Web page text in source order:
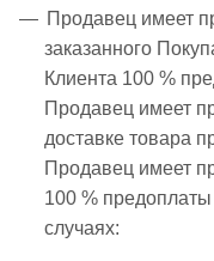
Продавец имеет
заказанного
Клиента 100 %
Продавец имеет
доставке товара
Продавец имеет
100 %
случаях: